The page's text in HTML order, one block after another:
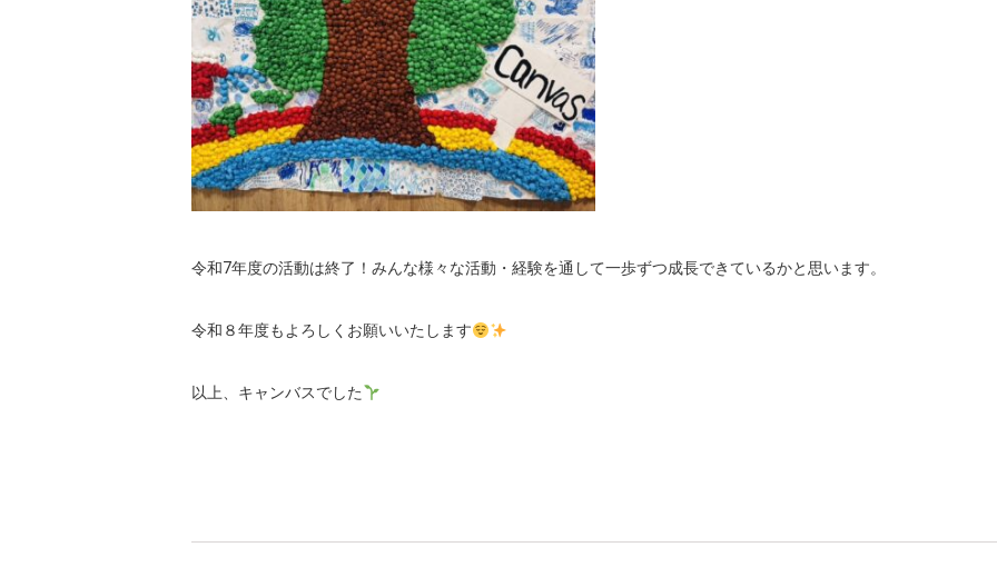
令和7年度の活動は終了！みんな様々な活動・経験を通して一歩ずつ成長できているかと思います。
令和８年度もよろしくお願いいたします
以上、キャンバスでした